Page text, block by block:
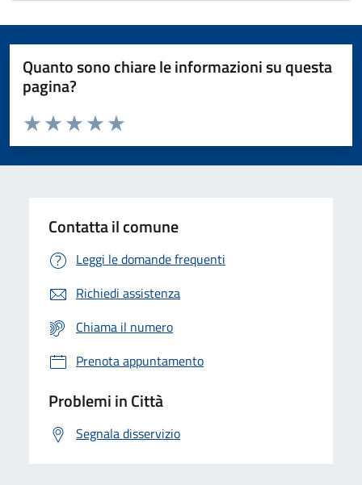
Quanto sono chiare le informazioni su questa
pagina?
Domanda
Valuta da 1 a 5 stelle la pagina
Valuta 5 stelle su 5
Valuta 4 stelle su 5
Valuta 3 stelle su 5
Valuta 2 stelle su 5
Valuta 1 stelle su 5
Contatta il comune
Leggi le domande frequenti
Richiedi assistenza
Chiama il numero
Prenota appuntamento
Problemi in Città
Segnala disservizio